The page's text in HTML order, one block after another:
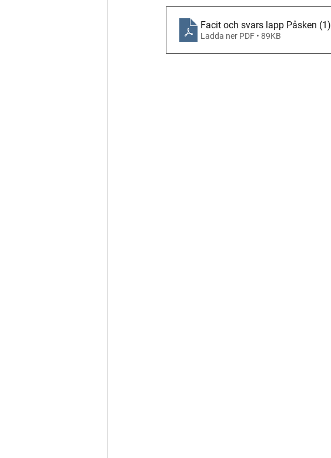
Facit och svars lapp Påsken (1)
Ladda ner PDF • 89KB